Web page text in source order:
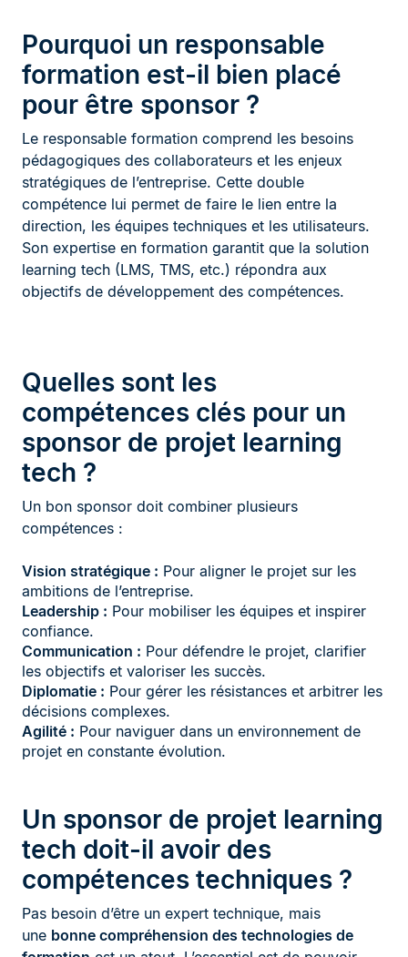
Pourquoi un responsable
formation est-il bien placé
pour être sponsor ?
Le responsable formation comprend les besoins
pédagogiques des collaborateurs et les enjeux
stratégiques de l’entreprise. Cette double
compétence lui permet de faire le lien entre la
direction, les équipes techniques et les utilisateurs.
Son expertise en formation garantit que la solution
learning tech (LMS, TMS, etc.) répondra aux
objectifs de développement des compétences.
Quelles sont les
compétences clés pour un
sponsor de projet learning
tech ?
Un bon sponsor doit combiner plusieurs
compétences :
Vision stratégique : Pour aligner le projet sur les
ambitions de l’entreprise.
Leadership : Pour mobiliser les équipes et inspirer
confiance.
Communication : Pour défendre le projet, clarifier
les objectifs et valoriser les succès.
Diplomatie : Pour gérer les résistances et arbitrer les
décisions complexes.
Agilité : Pour naviguer dans un environnement de
projet en constante évolution.
Un sponsor de projet learning
tech doit-il avoir des
compétences techniques ?
Pas besoin d’être un expert technique, mais
une bonne compréhension des technologies de